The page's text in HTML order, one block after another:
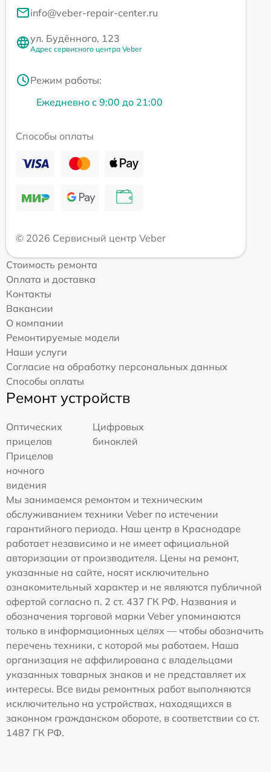
info@veber-repair-center.ru
ул. Будённого, 123
Адрес сервисного центра Veber
Режим работы:
Ежедневно с 9:00 до 21:00
Способы оплаты
© 2026 Сервисный центр Veber
Стоимость ремонта
Оплата и доставка
Контакты
Вакансии
О компании
Ремонтируемые модели
Наши услуги
Согласие на обработку персональных данных
Способы оплаты
Ремонт устройств
Оптических
прицелов
Цифровых
биноклей
Прицелов
ночного
видения
Мы занимаемся ремонтом и техническим
обслуживанием техники Veber по истечении
гарантийного периода. Наш центр в Краснодаре
работает независимо и не имеет официальной
авторизации от производителя. Цены на ремонт,
указанные на сайте, носят исключительно
ознакомительный характер и не являются публичной
офертой согласно п. 2 ст. 437 ГК РФ. Названия и
обозначения торговой марки Veber упоминаются
только в информационных целях — чтобы обозначить
перечень техники, с которой мы работаем. Наша
организация не аффилирована с владельцами
указанных товарных знаков и не представляет их
интересы. Все виды ремонтных работ выполняются
исключительно на устройствах, находящихся в
законном гражданском обороте, в соответствии со ст.
1487 ГК РФ.